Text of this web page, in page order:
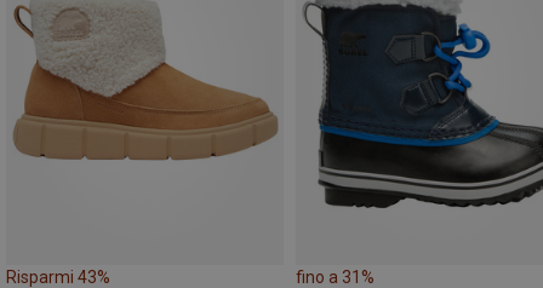
Risparmi 43% fino a 31%